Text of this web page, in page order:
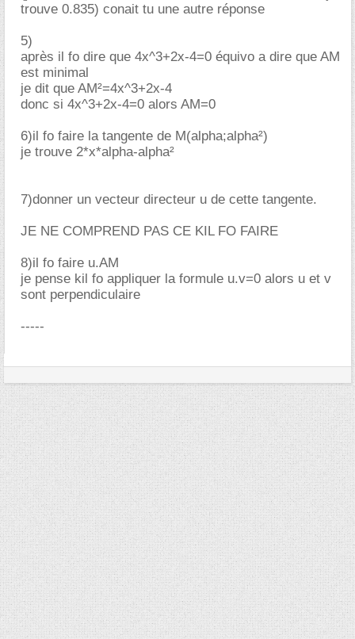
trouve 0.835) conait tu une autre réponse
5)
après il fo dire que 4x^3+2x-4=0 équivo a dire que AM
est minimal
je dit que AM²=4x^3+2x-4
donc si 4x^3+2x-4=0 alors AM=0
6)il fo faire la tangente de M(alpha;alpha²)
je trouve 2*x*alpha-alpha²
7)donner un vecteur directeur u de cette tangente.
JE NE COMPREND PAS CE KIL FO FAIRE
8)il fo faire u.AM
je pense kil fo appliquer la formule u.v=0 alors u et v
sont perpendiculaire
-----